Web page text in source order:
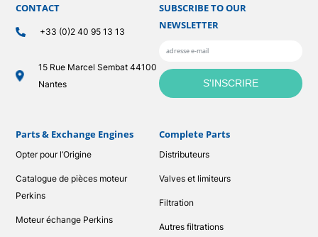
Parts & Exchange Engines
Opter pour l’Origine
Catalogue de pièces moteur
Perkins
Moteur échange Perkins
CONTACT
+33 (0)2 40 95 13 13
15 Rue Marcel Sembat 44100
Nantes
Complete Parts
Distributeurs
Valves et limiteurs
Filtration
Autres filtrations
SUBSCRIBE TO OUR
NEWSLETTER